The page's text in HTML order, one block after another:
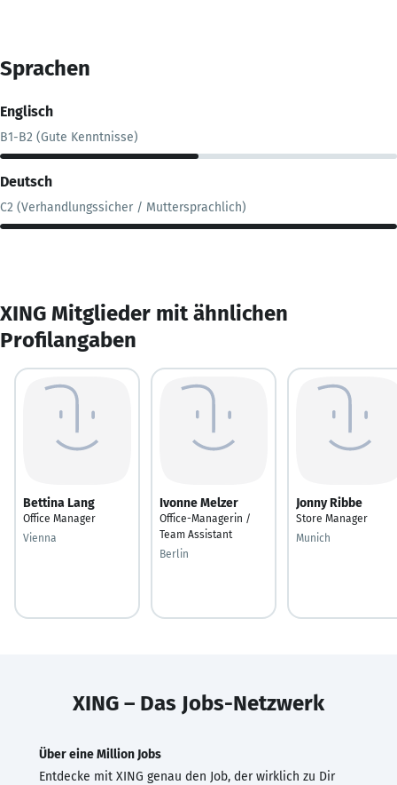
Sprachen
Englisch
B1-B2 (Gute Kenntnisse)
Deutsch
C2 (Verhandlungssicher / Muttersprachlich)
XING Mitglieder mit ähnlichen
Profilangaben
Bettina Lang
Office Manager
Vienna
Ivonne Melzer
Office-Managerin /
Team Assistant
Berlin
Jonny Ribbe
Store Manager
Munich
XING – Das Jobs-Netzwerk
Über eine Million Jobs
Entdecke mit XING genau den Job, der wirklich zu Dir